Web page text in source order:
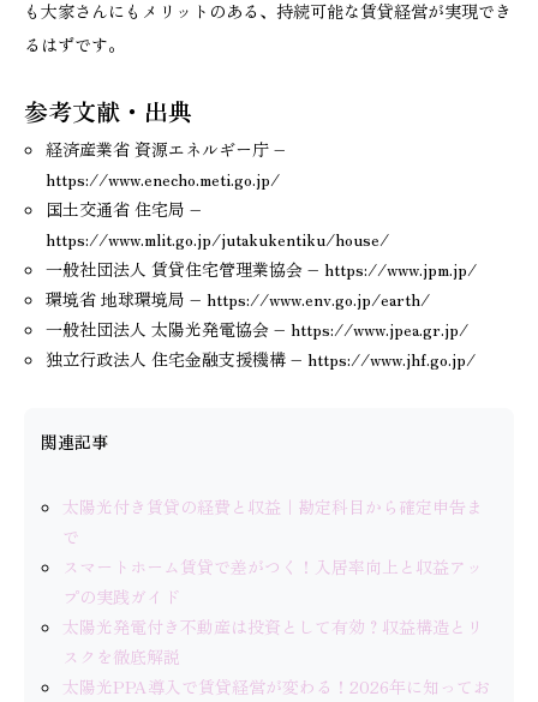
も大家さんにもメリットのある、持続可能な賃貸経営が実現でき
るはずです。
参考文献・出典
経済産業省 資源エネルギー庁 –
https://www.enecho.meti.go.jp/
国土交通省 住宅局 –
https://www.mlit.go.jp/jutakukentiku/house/
一般社団法人 賃貸住宅管理業協会 – https://www.jpm.jp/
環境省 地球環境局 – https://www.env.go.jp/earth/
一般社団法人 太陽光発電協会 – https://www.jpea.gr.jp/
独立行政法人 住宅金融支援機構 – https://www.jhf.go.jp/
関連記事
太陽光付き賃貸の経費と収益｜勘定科目から確定申告ま
で
スマートホーム賃貸で差がつく！入居率向上と収益アッ
プの実践ガイド
太陽光発電付き不動産は投資として有効？収益構造とリ
スクを徹底解説
太陽光PPA導入で賃貸経営が変わる！2026年に知ってお